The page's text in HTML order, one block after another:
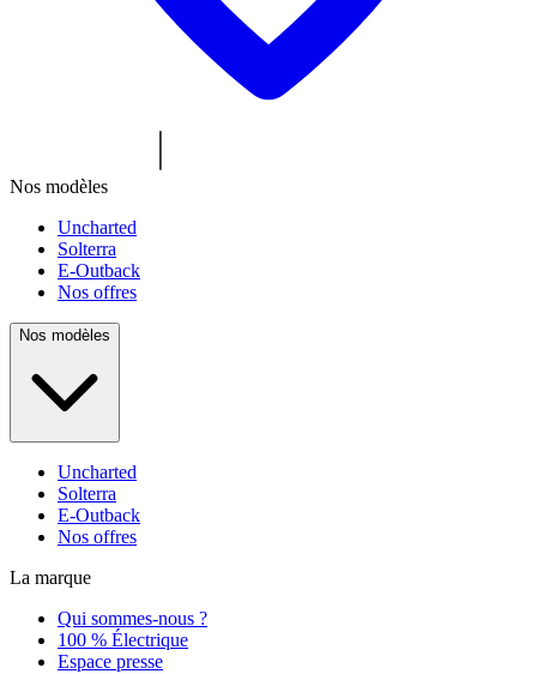
Nos modèles
Uncharted
Solterra
E-Outback
Nos offres
Nos modèles
Uncharted
Solterra
E-Outback
Nos offres
La marque
Qui sommes-nous ?
100 % Électrique
Espace presse